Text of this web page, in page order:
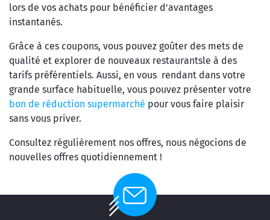
lors de vos achats pour bénéficier d'avantages
instantanés.
Grâce à ces coupons, vous pouvez goûter des mets de
qualité et explorer de nouveaux restaurantsle à des
tarifs préférentiels. Aussi, en vous rendant dans votre
grande surface habituelle, vous pouvez présenter votre
bon de réduction supermarché pour vous faire plaisir
sans vous priver.
Consultez régulièrement nos offres, nous négocions de
nouvelles offres quotidiennement !